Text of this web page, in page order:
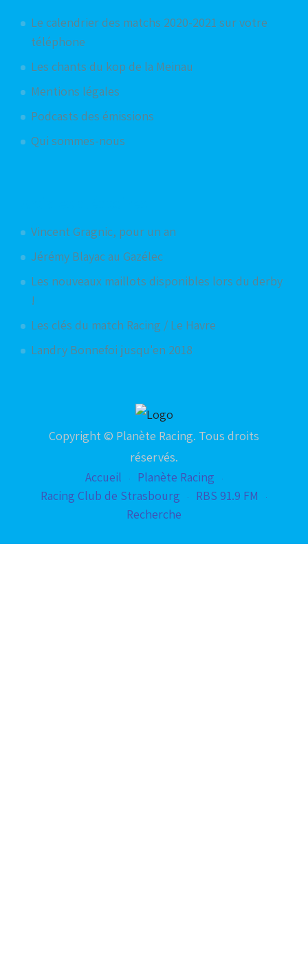
Le calendrier des matchs 2020-2021 sur votre
téléphone
Les chants du kop de la Meinau
Mentions légales
Podcasts des émissions
Qui sommes-nous
Vincent Gragnic, pour un an
Jérémy Blayac au Gazélec
Les nouveaux maillots disponibles lors du derby
!
Les clés du match Racing / Le Havre
Landry Bonnefoi jusqu'en 2018
Copyright © Planète Racing. Tous droits
réservés.
Accueil
Planète Racing
Racing Club de Strasbourg
RBS 91.9 FM
Recherche